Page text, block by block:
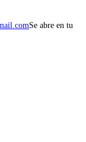
Se abre en tu